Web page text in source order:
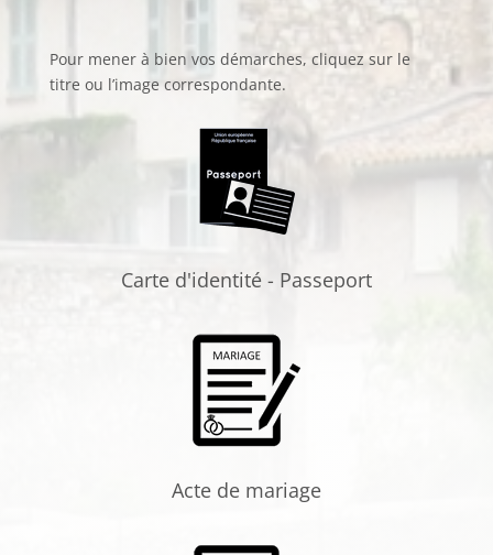
Pour mener à bien vos démarches, cliquez sur le
titre ou l’image correspondante.
Carte d'identité - Passeport
Acte de mariage